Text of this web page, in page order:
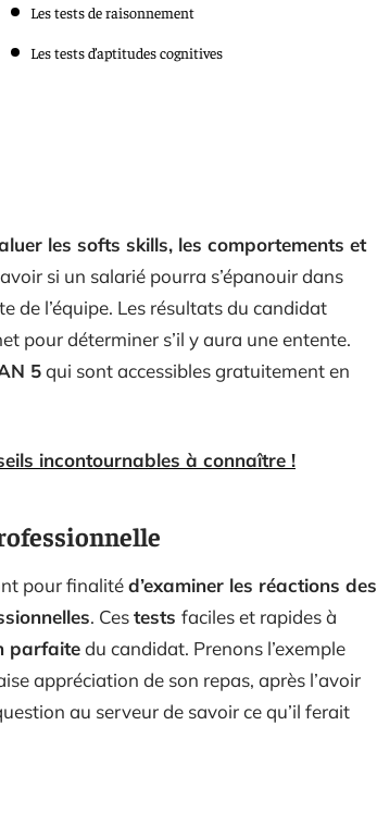
Les tests de raisonnement
Les tests d’aptitudes cognitives
les softs skills, les comportements et
si un salarié pourra s’épanouir dans
de l’équipe. Les résultats du candidat
pour déterminer s’il y aura une entente.
5qui sont accessibles gratuitement en
incontournables à connaître !
pour finalitéd’examiner les réactions des
. Cestests faciles et rapides à
parfaitedu candidat. Prenons l’exemple
appréciation de son repas, après l’avoir
au serveur de savoir ce qu’il ferait